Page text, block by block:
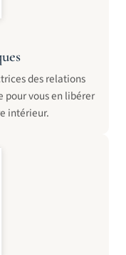
des relations
pour vous en libérer
intérieur.